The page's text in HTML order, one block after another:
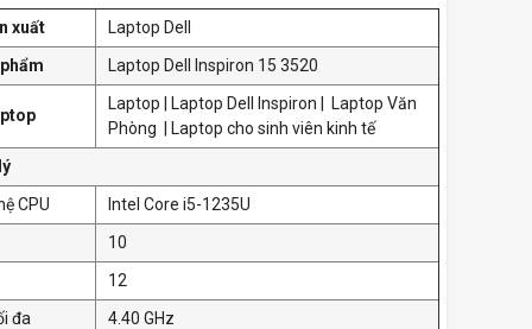
xuất
Laptop Dell
Laptop Dell Inspiron 15 3520
Laptop | Laptop Dell Inspiron | Laptop Văn
Phòng | Laptop cho sinh viên kinh tế
CPU
Intel Core i5-1235U
10
12
đa
4.40 GHz